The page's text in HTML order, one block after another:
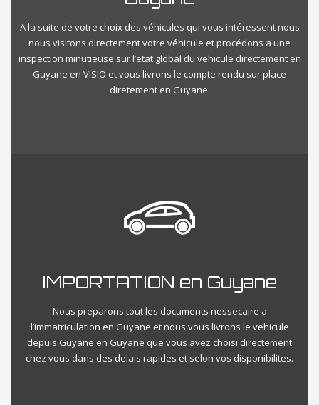
A la suite de votre choix des véhicules qui vous intéressent nous
nous visitons directement votre véhicule et procédons a une
inspection minutieuse sur l’etat global du vehicule directement en
Guyane en VISIO et vous livrons le compte rendu sur place
diretement en Guyane.
IMPORTATION en Guyane
Nous preparons tout les documents nessecaire a
l’immatriculation en Guyane et nous vous livrons le vehicule
depuis Guyane en Guyane que vous avez choisi directement
chez vous dans des delais rapides et selon vos disponibilites.